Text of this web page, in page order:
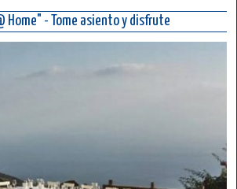
Home" - Tome asiento y disfrute